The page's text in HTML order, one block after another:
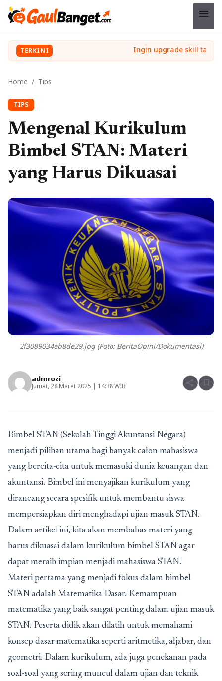
menu
TERKINI
Home / Tips
TIPS
Mengenal Kurikulum
Bimbel STAN: Materi
yang Harus Dikuasai
2f3089034eb8de29.jpg (Foto: BeritaOpini/Dokumentasi)
admrozi
Jumat, 28 Maret 2025 | 14:38 WIB share bookmark
Bimbel STAN (Sekolah Tinggi Akuntansi Negara)
menjadi pilihan utama bagi banyak calon mahasiswa
yang bercita-cita untuk memasuki dunia keuangan dan
akuntansi. Bimbel ini menyajikan kurikulum yang
dirancang secara spesifik untuk membantu siswa
mempersiapkan diri menghadapi ujian masuk STAN.
Dalam artikel ini, kita akan membahas materi yang
harus dikuasai dalam kurikulum bimbel STAN agar
dapat meraih impian menjadi mahasiswa STAN.
Materi pertama yang menjadi fokus dalam bimbel
STAN adalah Matematika Dasar. Kemampuan
matematika yang baik sangat penting dalam ujian masuk
STAN. Peserta didik akan dilatih untuk memahami
konsep dasar matematika seperti aritmetika, aljabar, dan
geometri. Dalam kurikulum, ada juga penekanan pada
soal-soal yang sering muncul dalam ujian dan teknik